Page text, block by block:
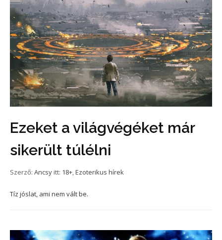
Ezeket a világvégéket már
sikerült túlélni
Szerző: Ancsy itt: 18+,Ezoterikus hírek
Tíz jóslat, ami nem vált be.